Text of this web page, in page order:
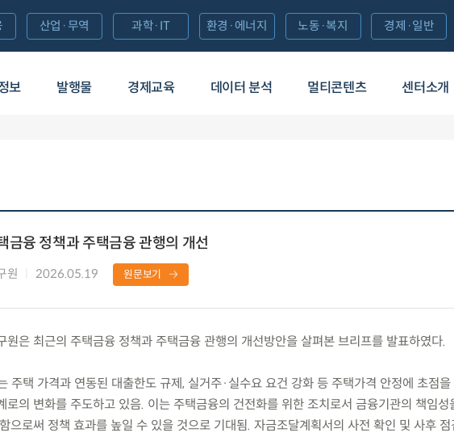
보 발행물 경제교육 데이터 분석 멀티콘텐츠 센터소개
산업·무역 과학·IT 환경·에너지 노동·복지 경제·일반
금융 정책과 주택금융 관행의 개선
원 2026.05.19 원문보기
원은 최근의 주택금융 정책과 주택금융 관행의 개선방안을 살펴본 브리프를 발표하였다.
주택 가격과 연동된 대출한도 규제, 실거주·실수요 요건 강화 등 주택가격 안정에 초점을
로의 변화를 주도하고 있음. 이는 주택금융의 건전화를 위한 조치로서 금융기관의 책임성
으로써 정책 효과를 높일 수 있을 것으로 기대됨. 자금조달계획서의 사전 확인 및 사후 점